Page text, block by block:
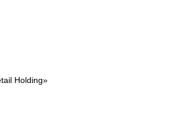
Holding»